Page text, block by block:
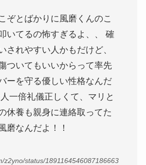
ぞとばかりに風磨くんのこ
いてるの怖すぎるよ、、 確
されやすい人かもだけど、
ついてもいいからって率先
ーを守る優しい性格なんだ
一倍礼儀正しくて、マリと
休養も親身に連絡取ってた
磨なんだよ！！
z2yno/status/1891164546087186663